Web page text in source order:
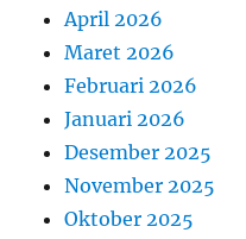
April 2026
Maret 2026
Februari 2026
Januari 2026
Desember 2025
November 2025
Oktober 2025